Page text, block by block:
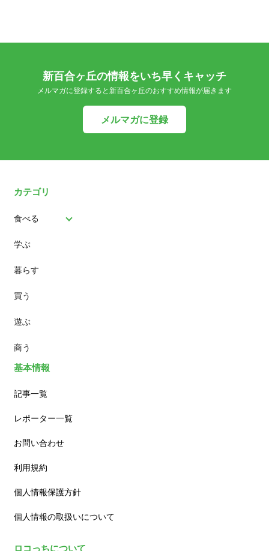
新百合ヶ丘の情報をいち早くキャッチ
メルマガに登録すると新百合ヶ丘のおすすめ情報が届きます
メルマガに登録
カテゴリ
食べる
パン
スイーツ
ランチ
カフェ
学ぶ
暮らす
買う
遊ぶ
商う
基本情報
記事一覧
レポーター一覧
お問い合わせ
利用規約
個人情報保護方針
個人情報の取扱いについて
ロコっちについて